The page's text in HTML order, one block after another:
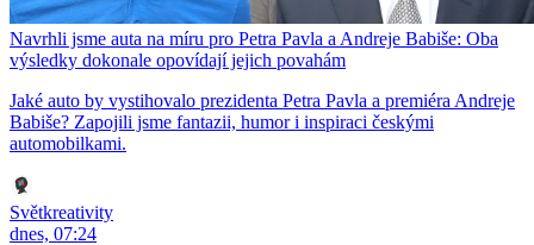
Navrhli jsme auta na míru pro Petra Pavla a Andreje Babiše: Oba
výsledky dokonale opovídají jejich povahám
Jaké auto by vystihovalo prezidenta Petra Pavla a premiéra Andreje
Babiše? Zapojili jsme fantazii, humor i inspiraci českými
automobilkami.
Světkreativity
dnes, 07:24